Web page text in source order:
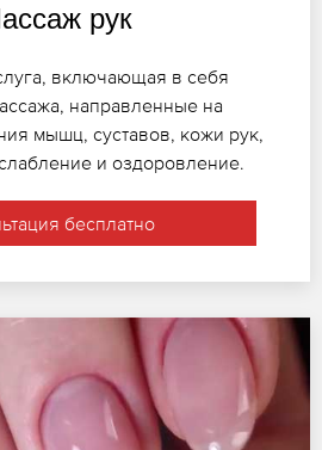
рук
включающая в себя
направленные на
мышц, суставов, кожи рук,
и оздоровление.
бесплатно